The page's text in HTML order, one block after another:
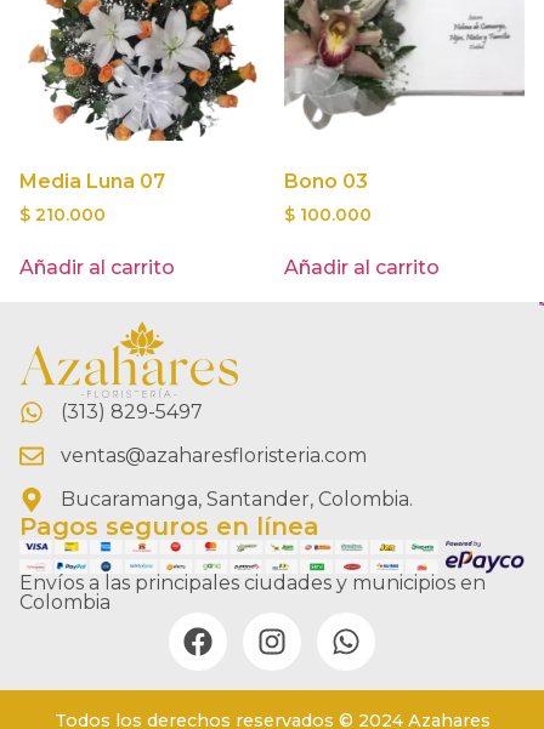
Media Luna 07
$ 210.000
Añadir al carrito
Bono 03
$ 100.000
Añadir al carrito
(313) 829-5497
ventas@azaharesfloristeria.com
Bucaramanga, Santander, Colombia.
Pagos seguros en línea
Envíos a las principales ciudades y municipios en
Colombia
Todos los derechos reservados © 2024 Azahares